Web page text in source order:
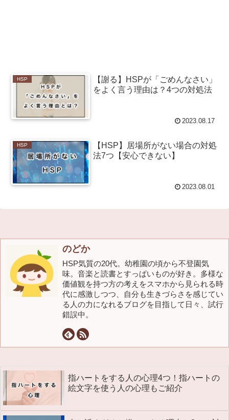
HSP
【謝る】HSPが「ごめんなさい」
をよく言う理由は？4つの対処法
2023.08.17
HSP
【HSP】居場所がない場合の対処
法7つ【安心できない】
2023.08.01
のどか
HSP気質の20代。幼稚園の頃から不登園気
味。音楽と読書とすっぱいものが好き。多様な
価値観を持つ方の考えをスマホから見られる時
代に感激しつつ、自分も生きづらさを感じてい
る人の力になれるブログを目指して日々、試行
錯誤中。
指ハートをする人の心理4つ！指ハートの
絵文字を使う人の心理もご紹介